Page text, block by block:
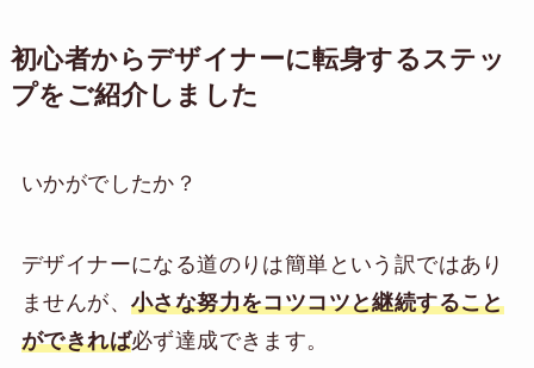
初心者からデザイナーに転身するステッ
プをご紹介しました
いかがでしたか？
デザイナーになる道のりは簡単という訳ではあり
ませんが、 小さな努力をコツコツと継続すること
ができれば必ず達成できます。